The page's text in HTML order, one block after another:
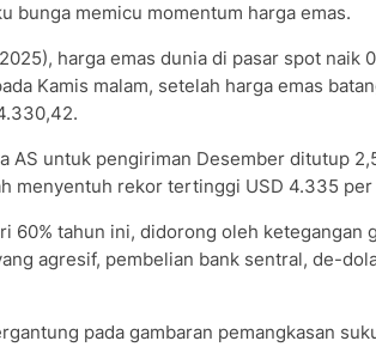
bunga memicu momentum harga emas.
harga emas dunia di pasar spot naik
Kamis malam, setelah harga emas
AS untuk pengiriman Desember ditutup
menyentuh rekor tertinggi USD 4.335 per
60% tahun ini, didorong oleh ketegangan
agresif, pembelian bank sentral, de-
pada gambaran pemangkasan